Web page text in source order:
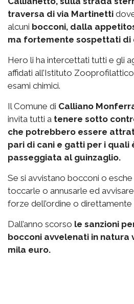
traversa di via Martinetti
alcuni bocconi, dalla
ma fortemente sospettati di
Hero li ha intercettati tutti e gli
affidati all’Istituto Zooprofilattico
esami chimici.
Il Comune di Calliano
invita tutti a tenere sotto
che potrebbero essere
pari di cani e gatti per i quali
passeggiata al guinzaglio.
Se si avvistano bocconi o
toccarle o annusarle ed
forze dell’ordine o direttamente
Dall’anno scorso le sanzioni
bocconi avvelenati in natura
mila euro.